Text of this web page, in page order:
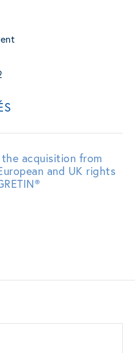
the acquisition from
and UK rights